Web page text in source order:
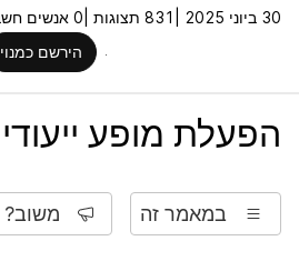
30 ביוני 2025 | 831 תצוגות |
0 אנשים חשבו שזה היה מועיל
הירשם כמנוי
הפעלת מופע ייעודי
במאמר זה משוב?